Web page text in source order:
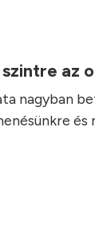
az
nagyban